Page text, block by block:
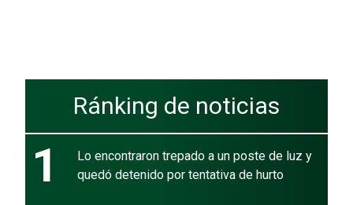
Ránking de noticias
1
Lo encontraron trepado a un poste de luz y
quedó detenido por tentativa de hurto